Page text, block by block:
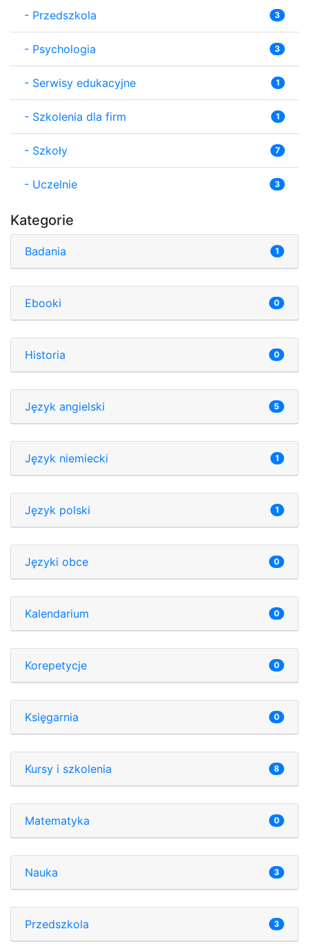
- Przedszkola 3
- Psychologia 3
- Serwisy edukacyjne 1
- Szkolenia dla firm 1
- Szkoły 7
- Uczelnie 3
Kategorie
Badania 1
Ebooki 0
Historia 0
Język angielski 5
Język niemiecki 1
Język polski 1
Języki obce 0
Kalendarium 0
Korepetycje 0
Księgarnia 0
Kursy i szkolenia 8
Matematyka 0
Nauka 3
Przedszkola 3